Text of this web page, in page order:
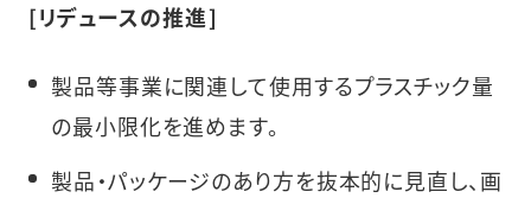
[リデュースの推進]
製品等事業に関連して使用するプラスチック量
の最小限化を進めます。
製品・パッケージのあり方を抜本的に見直し、画